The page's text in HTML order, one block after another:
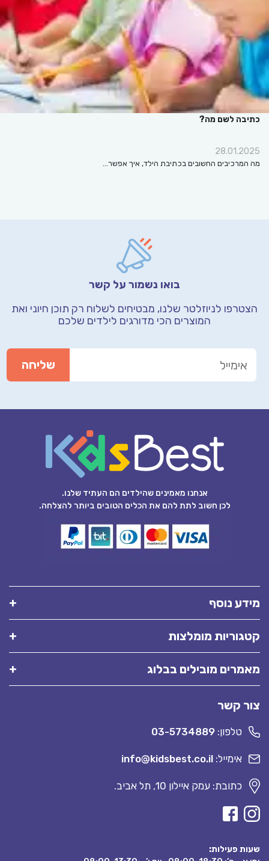
כתיבה לשם מה?
28.01.2025
מה המרכיבים החשובים בכתיבת הילד, איך אפשר…
בואו נשמור על קשר
הצטרפו לניוזלטר שלנו, מבטיחים לשלוח רק תוכן חיוני ואת
המוצרים הכי מדורגים לילדים שלכם
אנחנו מאמינים שהילדים הם העתיד שלנו.
לכן חשוב לתת להם את הכלים הטובים ביותר להצלחה.
מידע נוסף
קטגוריות מומלצות
מאמרים מובילים בבלוג
צור קשר
טלפון: 03-5734889
אימייל: info@kidsbest.co.il
כתובת: עמק איילון 10, תל אביב.
שעות פעילות: